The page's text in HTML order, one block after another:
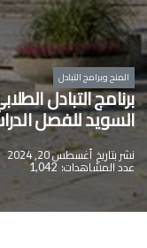
المنح وبرامج التبادل
السويد للفصل الدراسي
نشر بتاريخ أغسطس 20, 2024
عدد المشاهدات: 1,042